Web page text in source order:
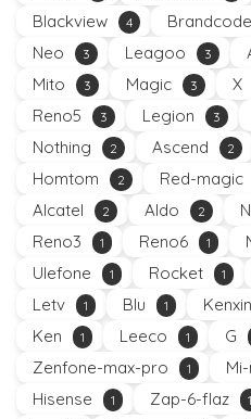
Blackview 4 Brandcode
Neo 3 Leagoo 3
Mito 3 Magic 3 X
Reno5 3 Legion 3
Nothing 2 Ascend 2
Homtom 2 Red-magic
Alcatel 2 Aldo 2
Reno3 1 Reno6 1
Ulefone 1 Rocket 1
Letv 1 Blu 1
Ken 1 Leeco 1 G
Zenfone-max-pro 1
Hisense 1 Zap-6-flaz 1